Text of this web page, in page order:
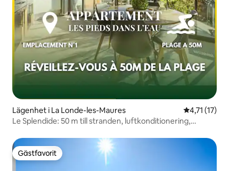
Lägenhet i La Londe-les-Maures 4,71 av 5 i
4,71 (17)
Le Splendide: 50 m till stranden, luftkonditionering,
Gästfavorit
Gästfavorit